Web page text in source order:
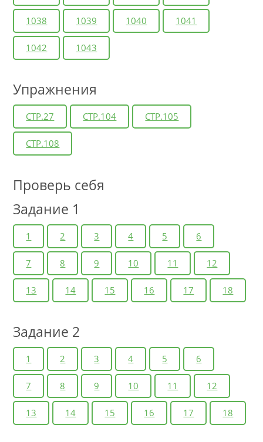
1038 1039 1040 1041
1042 1043
Упражнения
СТР.27 СТР.104 СТР.105
СТР.108
Проверь себя
Задание 1
1 2 3 4 5 6
7 8 9 10 11 12
13 14 15 16 17 18
Задание 2
1 2 3 4 5 6
7 8 9 10 11 12
13 14 15 16 17 18